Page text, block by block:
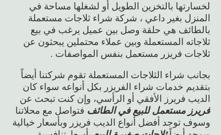
لخسارتها بالتخزين الطويل أو لشغلها مساحة في
المنزل بغير داعي ، شركة شراء ثلاجات مستعملة
بالطائف هي حلقة وصل بين عميل يرغب في بيع
ثلاجاته المستعملة وبين عملاء محتملين يبحثون عن
ثلاجات فريزر مستعمل بنفس المواصفات .
بجانب شراء الثلاجات المستعملة تقوم شركتنا أيضاً
بتقديم خدمات شراء الفريزر بكل أنواعه سواء كان
الديب فريرز الأفقي أو الرأسي، وإن كنت تبحث عن
فريرز مستعمل للبيع في الطائف فتواصل مع محلاتنا
وسوف توجد أفضل أنواع الديب فريزر وبأسعار خيالية